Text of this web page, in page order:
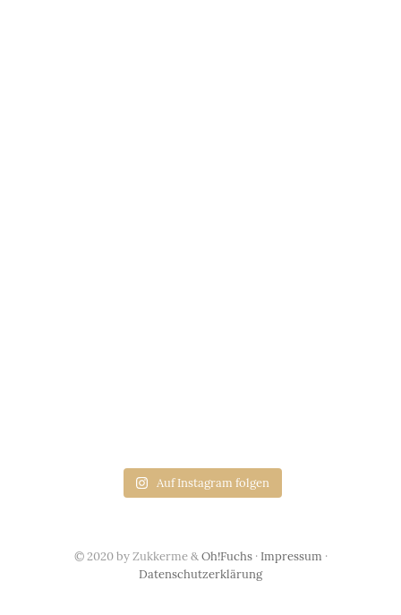
Auf Instagram folgen
© 2020 by Zukkerme &Oh!Fuchs· Impressum ·
Datenschutzerklärung